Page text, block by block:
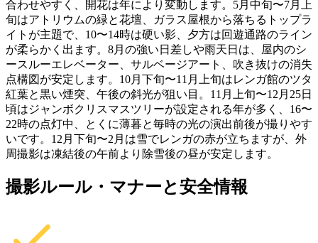
合わせやすく、開花は年により変動します。5月中旬〜7月上
旬はアトリウムの緑と花壇、ガラス屋根から落ちるトップラ
イトが主題で、10〜14時は硬い影、夕方は回遊通路のライン
が柔らかく出ます。8月の強い日差しや雨天日は、屋内のシ
ースルーエレベーター、サルベージアート、吹き抜けの消失
点構図が安定します。10月下旬〜11月上旬はレンガ館のツタ
紅葉と黒い煙突、午後の斜光が狙い目。11月上旬〜12月25日
頃はジャンボクリスマスツリーが設定される年が多く、16〜
22時の点灯中、とくに薄暮と毎時の光の演出前後が撮りやす
いです。12月下旬〜2月は雪でレンガの赤が立ちますが、外
周撮影は凍結後の午前より除雪後の昼が安定します。
撮影ルール・マナーと安全情報